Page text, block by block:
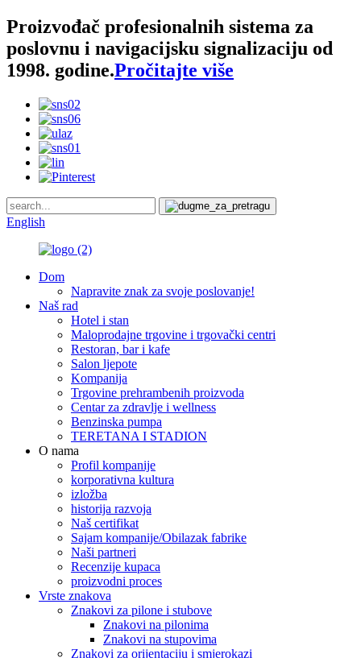
Proizvođač profesionalnih sistema za
poslovnu i navigacijsku signalizaciju od
1998. godine.Pročitajte više
English
Dom
Napravite znak za svoje poslovanje!
Naš rad
Hotel i stan
Maloprodajne trgovine i trgovački centri
Restoran, bar i kafe
Salon ljepote
Kompanija
Trgovine prehrambenih proizvoda
Centar za zdravlje i wellness
Benzinska pumpa
TERETANA I STADION
O nama
Profil kompanije
korporativna kultura
izložba
historija razvoja
Naš certifikat
Sajam kompanije/Obilazak fabrike
Naši partneri
Recenzije kupaca
proizvodni proces
Vrste znakova
Znakovi za pilone i stubove
Znakovi na pilonima
Znakovi na stupovima
Znakovi za orijentaciju i smjerokazi